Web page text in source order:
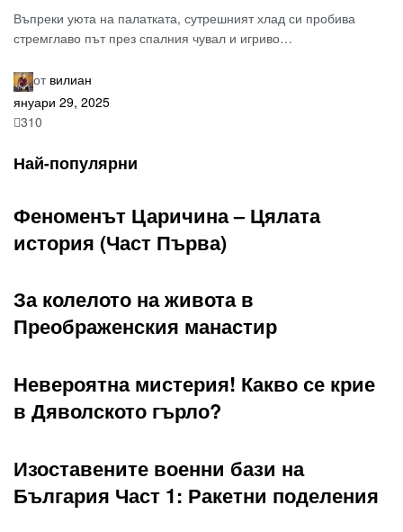
Въпреки уюта на палатката, сутрешният хлад си пробива
стремглаво път през спалния чувал и игриво…
от вилиан
януари 29, 2025
310
Най-популярни
Феноменът Царичина – Цялата
история (Част Първа)
За колелото на живота в
Преображенския манастир
Невероятна мистерия! Какво се крие
в Дяволското гърло?
Изоставените военни бази на
България Част 1: Ракетни поделения